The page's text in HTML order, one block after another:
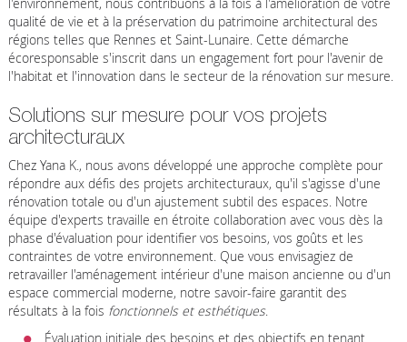
qualité de vie et à la préservation du patrimoine architectural des
régions telles que Rennes et Saint-Lunaire. Cette démarche
écoresponsable s'inscrit dans un engagement fort pour l'avenir de
l'habitat et l'innovation dans le secteur de la rénovation sur mesure.
Solutions sur mesure pour vos projets
architecturaux
Chez Yana K., nous avons développé une approche complète pour
répondre aux défis des projets architecturaux, qu'il s'agisse d'une
rénovation totale ou d'un ajustement subtil des espaces. Notre
équipe d'experts travaille en étroite collaboration avec vous dès la
phase d'évaluation pour identifier vos besoins, vos goûts et les
contraintes de votre environnement. Que vous envisagiez de
retravailler l'aménagement intérieur d'une maison ancienne ou d'un
espace commercial moderne, notre savoir-faire garantit des
résultats à la fois fonctionnels et esthétiques.
Évaluation initiale des besoins et des objectifs en tenant